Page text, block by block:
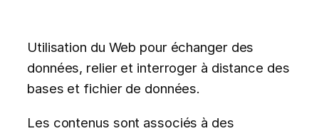
Utilisation du Web pour échanger des
données, relier et interroger à distance des
bases et fichier de données.
Les contenus sont associés à des